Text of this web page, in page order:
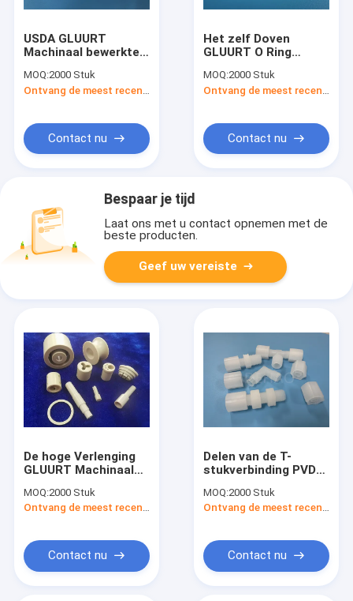
USDA GLUURT
Machinaal bewerkte
van
Delenpolyetheretherketone
MOQ:2000 Stuk
Contact nu
Het zelf Doven
GLUURT O Ring
met Bush
MOQ:2000 Stuk
Contact nu
Bespaar je tijd
Laat ons met u contact opnemen met de
beste producten.
Geef uw vereiste
De hoge Verlenging
GLUURT Machinaal
Delenvochtbestendigheid
MOQ:2000 Stuk
Ontvang de meest recente Prijs
Contact nu
Delen van de T-
stukverbinding PVDF,
Montage van de
draadpvdf Pijp
MOQ:2000 Stuk
Ontvang de meest recente Prijs
Contact nu